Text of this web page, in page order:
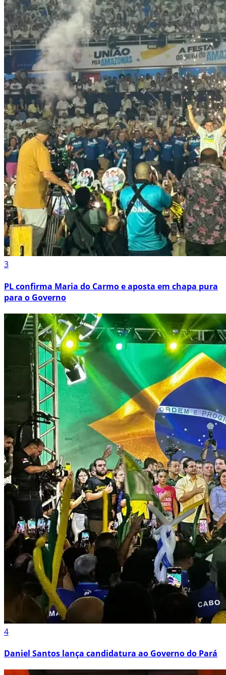
3
PL confirma Maria do Carmo e aposta em chapa pura
para o Governo
4
Daniel Santos lança candidatura ao Governo do Pará